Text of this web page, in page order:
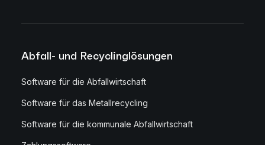
Abfall- und Recyclinglösungen
Software für die Abfallwirtschaft
Software für das Metallrecycling
Software für die kommunale Abfallwirtschaft